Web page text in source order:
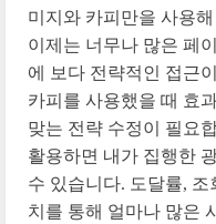
미지와 카피만을 사용
이제는 너무나 많은 페
에 보다 전략적인 접근
카피를 사용했을 때 효
맞는 전략 수정이 필요
활용하면 내가 집행한
수 있습니다. 도달률,
치를 통해 얼마나 많은